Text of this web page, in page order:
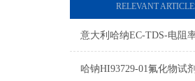
RELEVANT